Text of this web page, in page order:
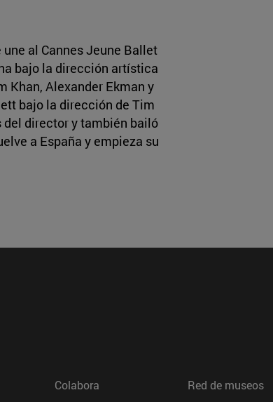
al Cannes Jeune Ballet
bajo la dirección artística
Khan, Alexander Ekman y
bajo la dirección de Tim
director y también bailó
a España y empieza su
Colabora Red de museos